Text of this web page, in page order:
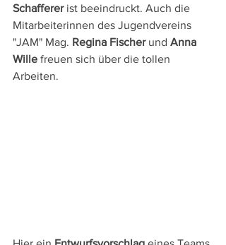
Schafferer ist beeindruckt. Auch die
Mitarbeiterinnen des Jugendvereins
"JAM" Mag. Regina Fischer und Anna
Wille freuen sich über die tollen
Arbeiten.